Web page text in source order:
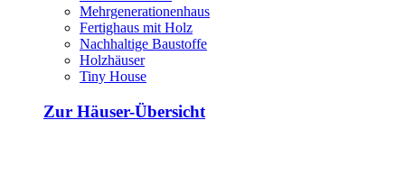
Mehrgenerationenhaus
Fertighaus mit Holz
Nachhaltige Baustoffe
Holzhäuser
Tiny House
Zur Häuser-Übersicht